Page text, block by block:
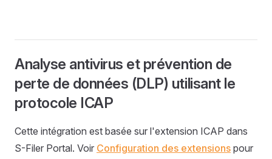
Analyse antivirus et prévention de
perte de données (DLP) utilisant le
protocole ICAP
Cette intégration est basée sur l'extension ICAP dans
S-Filer Portal. Voir Configuration des extensions pour